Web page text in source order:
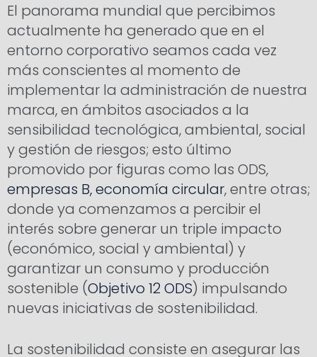
El panorama mundial que percibimos
actualmente ha generado que en el
entorno corporativo seamos cada vez
más conscientes al momento de
implementar la administración de nuestra
marca, en ámbitos asociados a la
sensibilidad tecnológica, ambiental, social
y gestión de riesgos; esto último
promovido por figuras como las ODS,
empresas B,economía circular, entre otras;
donde ya comenzamos a percibir el
interés sobre generar un triple impacto
(económico, social y ambiental) y
garantizar un consumo y producción
sostenible (Objetivo 12 ODS) impulsando
nuevas iniciativas de sostenibilidad.
La sostenibilidad consiste en asegurar las